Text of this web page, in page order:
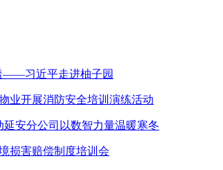
——习近平走进柚子园
业开展消防安全培训演练活动
安分公司以数智力量温暖寒冬
损害赔偿制度培训会